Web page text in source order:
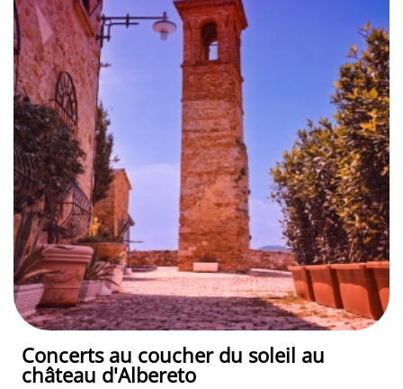
Concerts au coucher du soleil au
château d'Albereto